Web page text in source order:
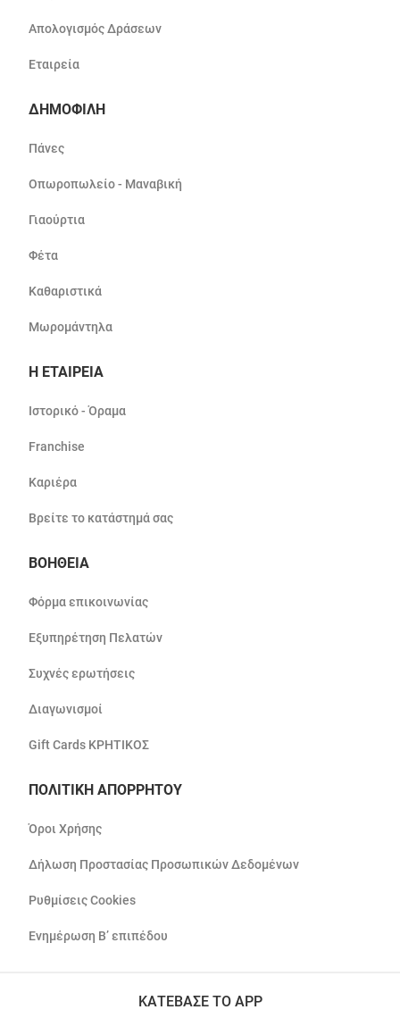
Απολογισμός Δράσεων
Εταιρεία
ΔΗΜΟΦΙΛΗ
Πάνες
Οπωροπωλείο - Μαναβική
Γιαούρτια
Φέτα
Καθαριστικά
Μωρομάντηλα
Η ΕΤΑΙΡΕΙΑ
Ιστορικό - Όραμα
Franchise
Καριέρα
Βρείτε το κατάστημά σας
ΒΟΗΘΕΙΑ
Φόρμα επικοινωνίας
Εξυπηρέτηση Πελατών
Συχνές ερωτήσεις
Διαγωνισμοί
Gift Cards ΚΡΗΤΙΚΟΣ
ΠΟΛΙΤΙΚΗ ΑΠΟΡΡΗΤΟΥ
Όροι Χρήσης
Δήλωση Προστασίας Προσωπικών Δεδομένων
Ρυθμίσεις Cookies
Ενημέρωση Β’ επιπέδου
ΚΑΤΕΒΑΣΕ ΤΟ APP